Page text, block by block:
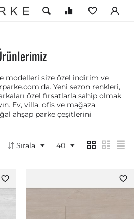
modelleri size özel indirim ve
Yeni sezon renkleri,
özel fırsatlarla sahip olmak
Ev, villa, ofis ve mağaza
ahşap parke çeşitlerini
Sırala 40